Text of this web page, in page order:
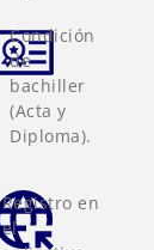
Condición
de
bachiller
(Acta y
Diploma).
Registro en
el